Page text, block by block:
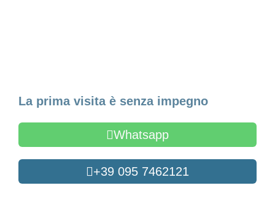
La prima visita è senza impegno
Whatsapp
+39 095 7462121